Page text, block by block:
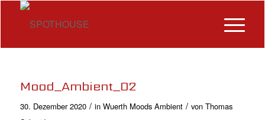
Mood_Ambient_02
30. Dezember 2020 / inWuerth Moods Ambient / vonThomas